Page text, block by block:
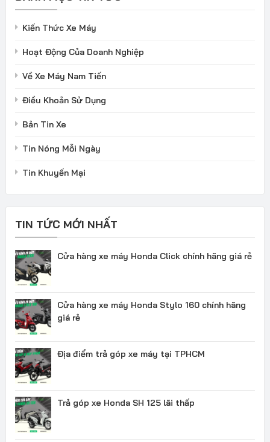
Kiến Thức Xe Máy
Hoạt Động Của Doanh Nghiệp
Về Xe Máy Nam Tiến
Điều Khoản Sử Dụng
Bản Tin Xe
Tin Nóng Mỗi Ngày
Tin Khuyến Mại
TIN TỨC MỚI NHẤT
Cửa hàng xe máy Honda Click chính hãng giá rẻ
Cửa hàng xe máy Honda Stylo 160 chính hãng
giá rẻ
Địa điểm trả góp xe máy tại TPHCM
Trả góp xe Honda SH 125 lãi thấp